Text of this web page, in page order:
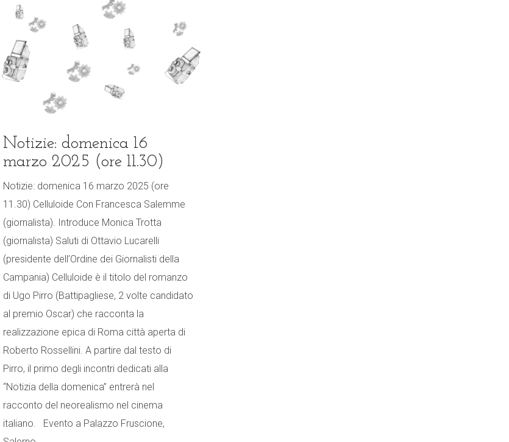
Notizie: domenica 16
marzo 2025 (ore 11.30)
Notizie: domenica 16 marzo 2025 (ore
11.30) Celluloide Con Francesca Salemme
(giornalista). Introduce Monica Trotta
(giornalista) Saluti di Ottavio Lucarelli
(presidente dell’Ordine dei Giornalisti della
Campania) Celluloide è il titolo del romanzo
di Ugo Pirro (Battipagliese, 2 volte candidato
al premio Oscar) che racconta la
realizzazione epica di Roma città aperta di
Roberto Rossellini. A partire dal testo di
Pirro, il primo degli incontri dedicati alla
“Notizia della domenica” entrerà nel
racconto del neorealismo nel cinema
italiano. Evento a Palazzo Fruscione,